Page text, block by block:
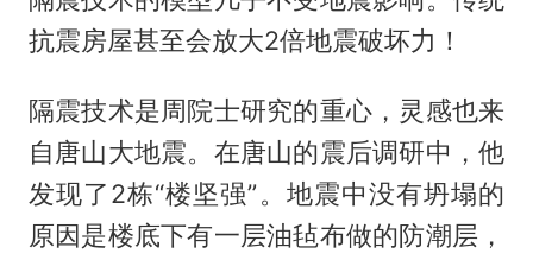
抗震房屋甚至会放大2倍地震破坏力！
隔震技术是周院士研究的重心，灵感也来
自唐山大地震。在唐山的震后调研中，他
发现了2栋“楼坚强”。地震中没有坍塌的
原因是楼底下有一层油毡布做的防潮层，